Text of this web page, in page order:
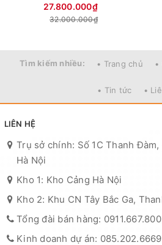
27.800.000₫
32.000.000₫
Tìm kiếm nhiều: • Trang chủ •
• Tin tức •
LIÊN HỆ
Trụ sở chính: Số 1C Thanh
Hà Nội
Kho 1: Kho Cảng Hà Nội
Kho 2: Khu CN Tây Bắc Ga,
Tổng đài bán hàng: 0911.667.800
Kinh doanh dự án: 085.202.6669